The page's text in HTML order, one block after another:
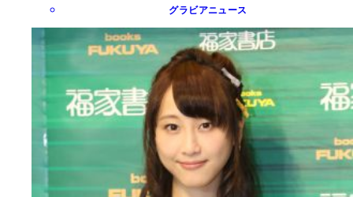
グラビアニュース